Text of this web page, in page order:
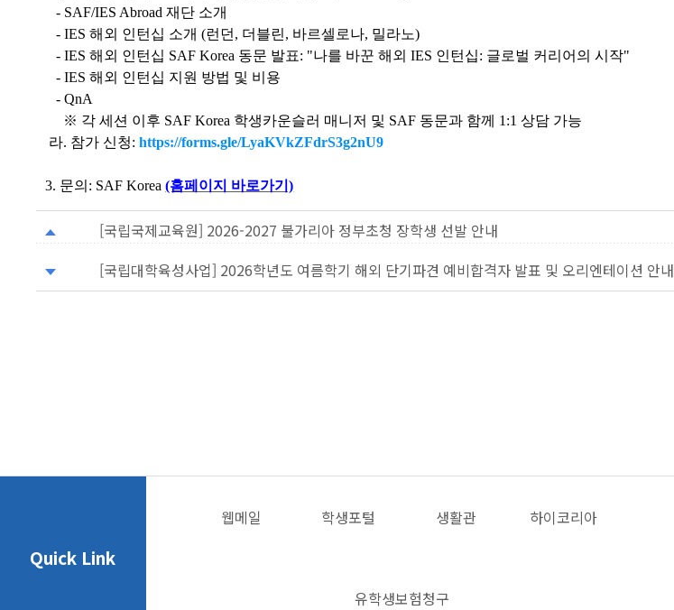
- SAF/IES Abroad 재단 소개
- IES 해외 인턴십 소개 (런던, 더블린, 바르셀로나, 밀라노)
- IES 해외 인턴십 SAF Korea 동문 발표: "나를 바꾼 해외 IES 인턴십: 글로벌 커리어의 시작"
- IES 해외 인턴십 지원 방법 및 비용
- QnA
※ 각 세션 이후 SAF Korea 학생카운슬러 매니저 및 SAF 동문과 함께 1:1 상담 가능
라. 참가 신청: https://forms.gle/LyaKVkZFdrS3g2nU9
3. 문의: SAF Korea(홈페이지 바로가기)
[국립국제교육원] 2026-2027 불가리아 정부초청 장학생 선발 안내
[국립대학육성사업] 2026학년도 여름학기 해외 단기파견 예비합격자 발표 및 오리엔테이션 안내
Quick Link
웹메일 학생포털 생활관 하이코리아
유학생보험청구